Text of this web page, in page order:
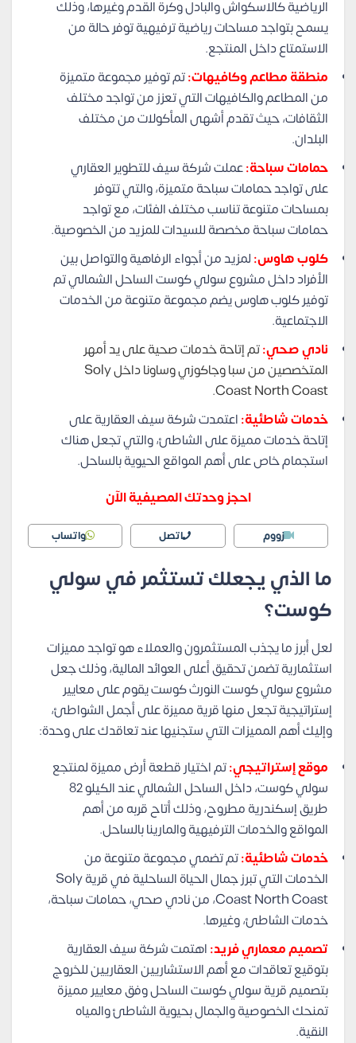
الرياضية كالاسكواش والبادل وكرة القدم وغيرها، وذلك
يسمح بتواجد مساحات رياضية ترفيهية توفر حالة من
الاستمتاع داخل المنتجع.
منطقة مطاعم وكافيهات:تم توفير مجموعة متميزة
من المطاعم والكافيهات التي تعزز من تواجد مختلف
الثقافات، حيث تقدم أشهى المأكولات من مختلف
البلدان.
حمامات سباحة:عملت شركة سيف للتطوير العقاري
على تواجد حمامات سباحة متميزة، والتي تتوفر
بمساحات متنوعة تناسب مختلف الفئات، مع تواجد
حمامات سباحة مخصصة للسيدات للمزيد من الخصوصية.
كلوب هاوس:لمزيد من أجواء الرفاهية والتواصل بين
الأفراد داخل مشروع سولي كوست الساحل الشمالي تم
توفير كلوب هاوس يضم مجموعة متنوعة من الخدمات
الاجتماعية.
نادي صحي:تمإتاحة خدمات صحية على يد أمهر
المتخصصين من سبا وجاكوزي وساونا داخل Soly
Coast North Coast.
خدمات شاطئية:اعتمدت شركة سيف العقارية على
إتاحة خدمات مميزة على الشاطئ، والتي تجعل هناك
استجمام خاص على أهم المواقع الحيوية بالساحل.
احجز وحدتك المصيفية الآن
زووم اتصل واتساب
ما الذي يجعلك تستثمر في سولي
كوست؟
لعل أبرز ما يجذب المستثمرون والعملاء هو تواجد مميزات
استثمارية تضمن تحقيق أعلى العوائد المالية، وذلك جعل
مشروع سولي كوست النورث كوست يقوم على معايير
إستراتيجية تجعل منها قرية مميزة على أجمل الشواطئ،
وإليك أهم المميزات التي ستجنيها عند تعاقدك على وحدة:
موقع إستراتيجي:تم اختيار قطعة أرض مميزة لمنتجع
سولي كوست، داخل الساحل الشمالي عند الكيلو 82
طريق إسكندرية مطروح، وذلك أتاح قربه من أهم
المواقع والخدمات الترفيهية والمارينا بالساحل.
خدمات شاطئية:تم تضمي مجموعة متنوعة من
الخدمات التي تبرز جمال الحياة الساحلية في قرية Soly
Coast North Coast، من نادي صحي، حمامات سباحة،
خدمات الشاطئ، وغيرها.
تصميم معماري فريد:اهتمت شركة سيف العقارية
بتوقيع تعاقدات مع أهم الاستشاريين العقاريين للخروج
بتصميم قرية سولي كوست الساحل وفق معايير مميزة
تمنحك الخصوصية والجمال بحيوية الشاطئ والمياه
النقية.